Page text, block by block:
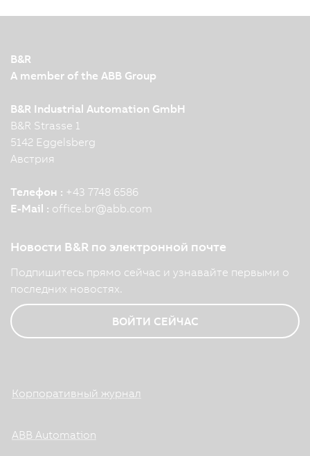
B&R
A member of the ABB Group
B&R Industrial Automation GmbH
B&R Strasse 1
5142 Eggelsberg
Австрия
Телефон : +43 7748 6586
E-Mail : office.br@abb.com
Новости B&R по электронной почте
Подпишитесь прямо сейчас и узнавайте первыми о
последних новостях.
ВОЙТИ СЕЙЧАС
Корпоративный журнал
ABB Automation